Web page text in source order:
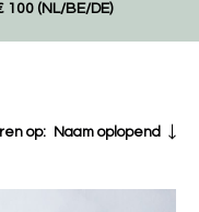
(NL/BE/DE)
op: Naam oplopend